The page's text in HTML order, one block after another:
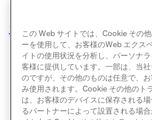
グ
この Web サイトでは、Cookie その
ーを使用して、お客様のWeb エクス
イトの使用状況を分析し、パーソナ
客様に提供しています。一部は、当
のですが、その他のものは任意で、
み使用されます。Cookie その他のト
は、お客様のデバイスに保存される
るパートナーによって設置される場